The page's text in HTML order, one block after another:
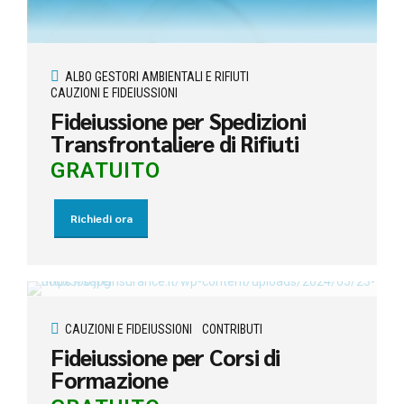
ALBO GESTORI AMBIENTALI E RIFIUTI
CAUZIONI E FIDEIUSSIONI
Fideiussione per Spedizioni
Transfrontaliere di Rifiuti
GRATUITO
Richiedi ora
CAUZIONI E FIDEIUSSIONI CONTRIBUTI
Fideiussione per Corsi di
Formazione